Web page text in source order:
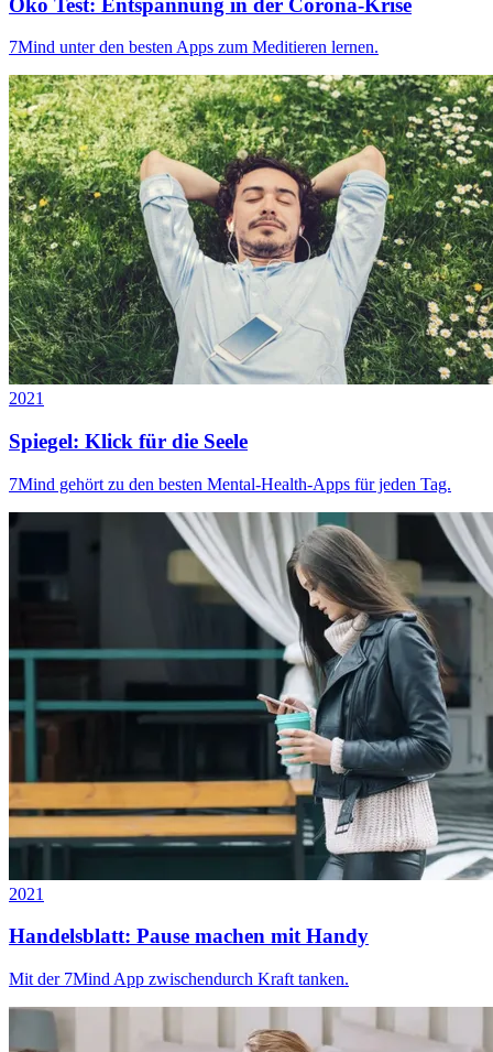
7Mind unter den besten Apps zum Meditieren lernen.
2021
Spiegel: Klick für die Seele
7Mind gehört zu den besten Mental-Health-Apps für jeden Tag.
2021
Handelsblatt: Pause machen mit Handy
Mit der 7Mind App zwischendurch Kraft tanken.